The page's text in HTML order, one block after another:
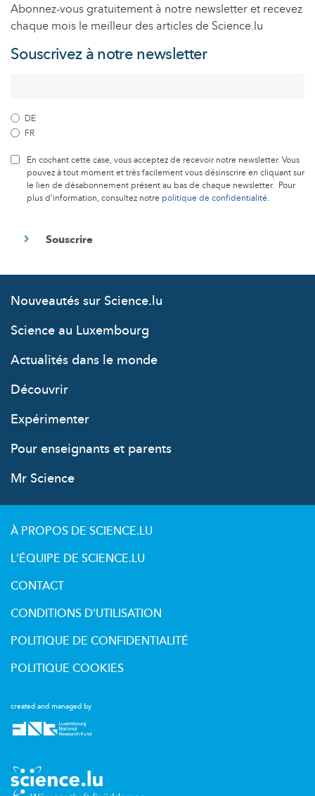
Abonnez-vous gratuitement à notre newsletter et recevez
chaque mois le meilleur des articles de Science.lu
Souscrivez à notre newsletter
DE
FR
En cochant cette case, vous acceptez de recevoir notre newsletter. Vous
pouvez à tout moment et très facilement vous désinscrire en cliquant sur
le lien de désabonnement présent au bas de chaque newsletter. Pour
plus d’information, consultez notre politique de confidentialité.
Nouveautés sur Science.lu
Science au Luxembourg
Actualités dans le monde
Découvrir
Expérimenter
Pour enseignants et parents
Mr Science
created and managed by
À PROPOS DE SCIENCE.LU
L'ÉQUIPE DE SCIENCE.LU
CONTACT
CONDITIONS D'UTILISATION
POLITIQUE DE CONFIDENTIALITÉ
POLITIQUE COOKIES